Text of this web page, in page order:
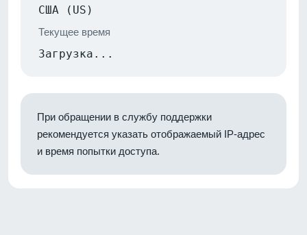
США (US)
Текущее время
Загрузка...
При обращении в службу поддержки
рекомендуется указать отображаемый IP-адрес
и время попытки доступа.